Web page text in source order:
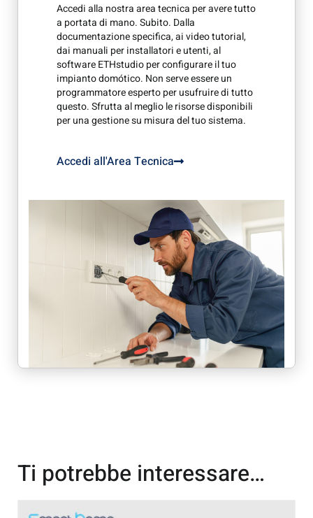
Accedi alla nostra area tecnica per avere tutto
a portata di mano. Subito. Dalla
documentazione specifica, ai video tutorial,
dai manuali per installatori e utenti, al
software ETHstudio per configurare il tuo
impianto domótico. Non serve essere un
programmatore esperto per usufruire di tutto
questo. Sfrutta al meglio le risorse disponibili
per una gestione su misura del tuo sistema.
Accedi all'Area Tecnica
Ti potrebbe interessare…